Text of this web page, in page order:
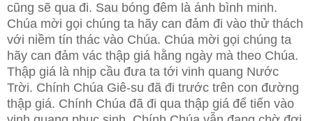
cũng sẽ qua đi. Sau bóng đêm là ánh bình minh.
Chúa mời gọi chúng ta hãy can đảm đi vào thử thách
với niềm tín thác vào Chúa. Chúa mời gọi chúng ta
hãy can đảm vác thập giá hằng ngày mà theo Chúa.
Thập giá là nhịp cầu đưa ta tới vinh quang Nước
Trời. Chính Chúa Giê-su đã đi trước trên con đường
thập giá. Chính Chúa đã đi qua thập giá để tiến vào